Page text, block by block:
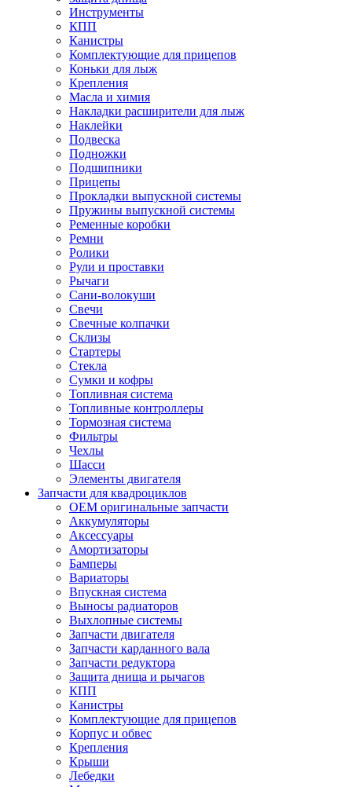
Инструменты
КПП
Канистры
Комплектующие для прицепов
Коньки для лыж
Крепления
Масла и химия
Накладки расширители для лыж
Наклейки
Подвеска
Подножки
Подшипники
Прицепы
Прокладки выпускной системы
Пружины выпускной системы
Ременные коробки
Ремни
Ролики
Рули и проставки
Рычаги
Сани-волокуши
Свечи
Свечные колпачки
Склизы
Стартеры
Стекла
Сумки и кофры
Топливная система
Топливные контроллеры
Тормозная система
Фильтры
Чехлы
Шасси
Элементы двигателя
Запчасти для квадроциклов
OEM оригинальные запчасти
Аккумуляторы
Аксессуары
Амортизаторы
Бамперы
Вариаторы
Впускная система
Выносы радиаторов
Выхлопные системы
Запчасти двигателя
Запчасти карданного вала
Запчасти редуктора
Защита днища и рычагов
КПП
Канистры
Комплектующие для прицепов
Корпус и обвес
Крепления
Крыши
Лебедки